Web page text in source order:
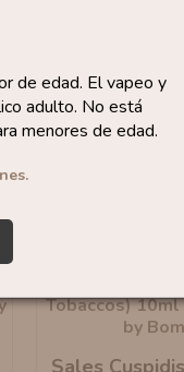
de edad. El vapeo y
adulto. No está
menores de edad.
Sales